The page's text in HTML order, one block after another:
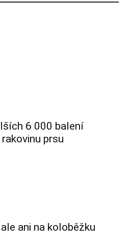
6 000 balení
prsu
ani na koloběžku